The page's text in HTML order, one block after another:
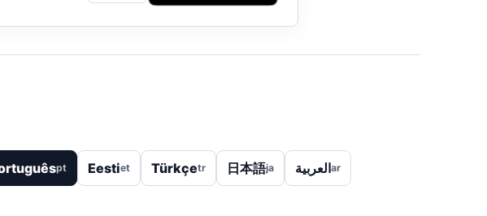
pt Eestiet Türkçetr 日本語ja العربيةar